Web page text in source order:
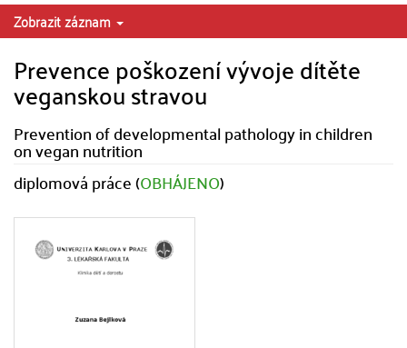
Zobrazit záznam
Prevence poškození vývoje dítěte
veganskou stravou
Prevention of developmental pathology in children
on vegan nutrition
diplomová práce (OBHÁJENO)